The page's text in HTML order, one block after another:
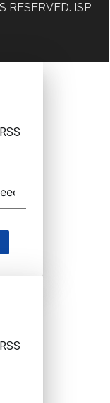
ISP